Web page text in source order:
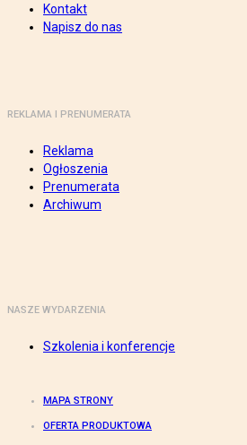
Kontakt
Napisz do nas
REKLAMA I PRENUMERATA
Reklama
Ogłoszenia
Prenumerata
Archiwum
NASZE WYDARZENIA
Szkolenia i konferencje
MAPA STRONY
OFERTA PRODUKTOWA